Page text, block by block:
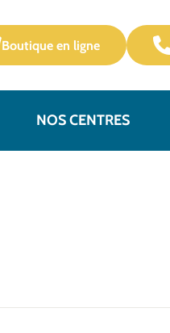
Boutique en ligne
NOS CENTRES